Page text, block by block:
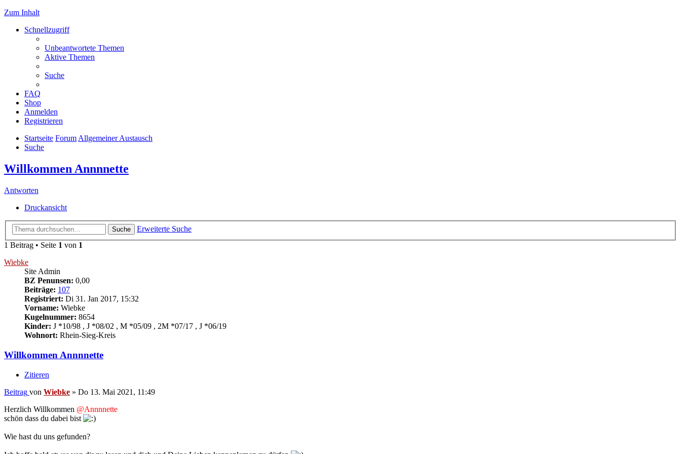
Zum Inhalt
Schnellzugriff
Unbeantwortete Themen
Aktive Themen
Suche
FAQ
Shop
Anmelden
Registrieren
Startseite Forum Allgemeiner Austausch
Suche
Willkommen Annnnette
Antworten
Druckansicht
Suche
Erweiterte Suche
1 Beitrag • Seite 1 von 1
Wiebke
Site Admin
BZ Penunsen: 0,00
Beiträge: 107
Registriert: Di 31. Jan 2017, 15:32
Vorname: Wiebke
Kugelnummer: 8654
Kinder: J *10/98 , J *08/02 , M *05/09 , 2M *07/17 , J *06/19
Wohnort: Rhein-Sieg-Kreis
Willkommen Annnnette
Zitieren
Beitrag von Wiebke » Do 13. Mai 2021, 11:49
Herzlich Willkommen @Annnnette
schön dass du dabei bist
Wie hast du uns gefunden?